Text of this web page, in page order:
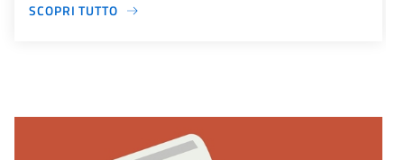
SCOPRI TUTTO